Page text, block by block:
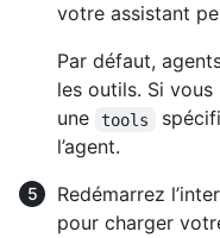
votre assistant
Par défaut,
les outils. Si vous
une
tools
l’agent.
Redémarrez
pour charger